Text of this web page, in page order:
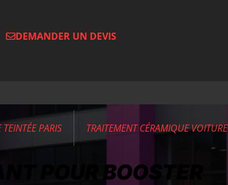
DEMANDER UN DEVIS
TEINTÉE PARIS TRAITEMENT CÉRAMIQUE VOITURE
POUR BOOSTER